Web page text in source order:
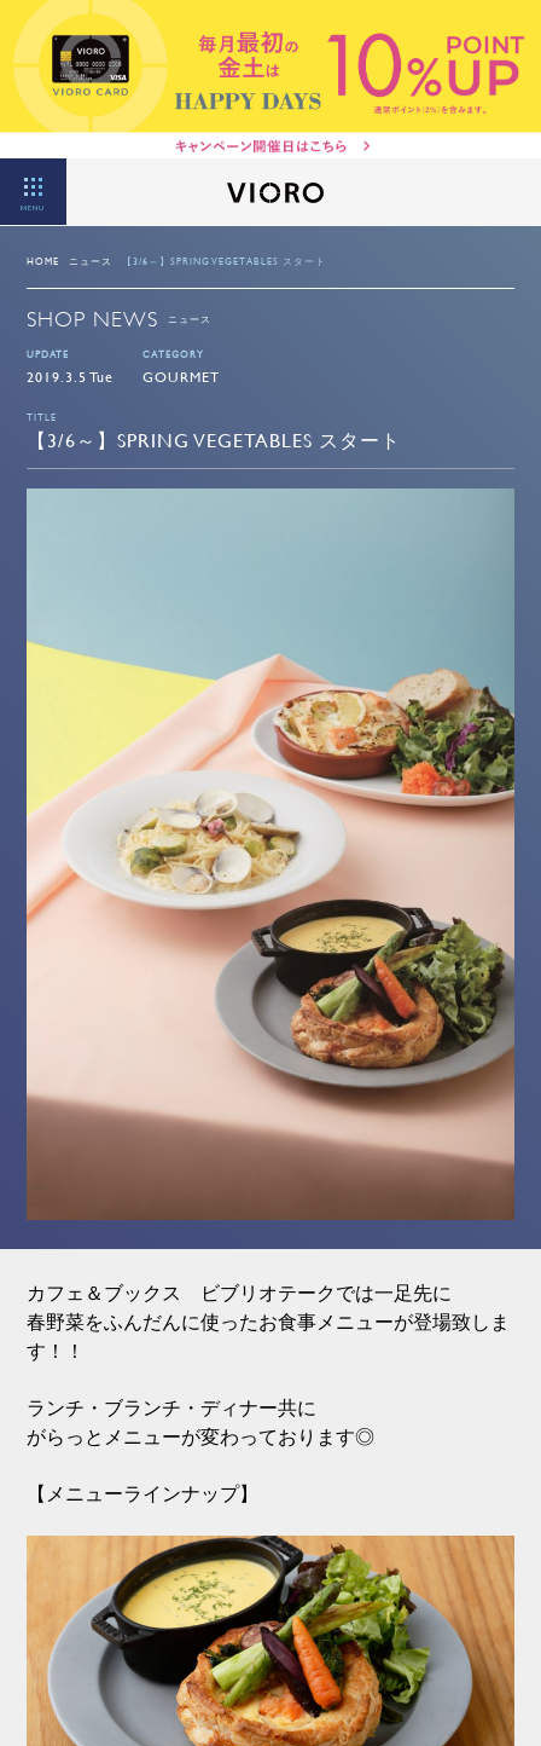
MENU
HOME ニュース 【3/6～】SPRING VEGETABLES スタート
SHOP NEWS ニュース
UPDATE
2019.3.5 Tue
CATEGORY
GOURMET
TITLE
【3/6～】SPRING VEGETABLES スタート
カフェ＆ブックス ビブリオテークでは一足先に
春野菜をふんだんに使ったお食事メニューが登場致しま
す！！
ランチ・ブランチ・ディナー共に
がらっとメニューが変わっております◎
【メニューラインナップ】